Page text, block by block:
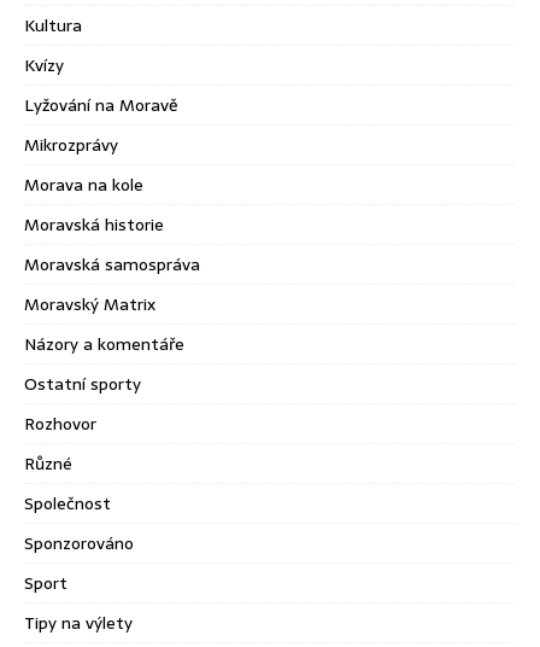
Kultura
Kvízy
Lyžování na Moravě
Mikrozprávy
Morava na kole
Moravská historie
Moravská samospráva
Moravský Matrix
Názory a komentáře
Ostatní sporty
Rozhovor
Různé
Společnost
Sponzorováno
Sport
Tipy na výlety